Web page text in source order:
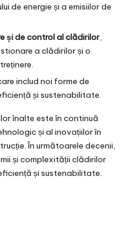
de energie și a emisiilor de
și de control al clădirilor,
a clădirilor și o
includ noi forme de
și sustenabilitate.
înalte este în continuă
și al inovațiilor în
În următoarele decenii,
și complexității clădirilor
și sustenabilitate.